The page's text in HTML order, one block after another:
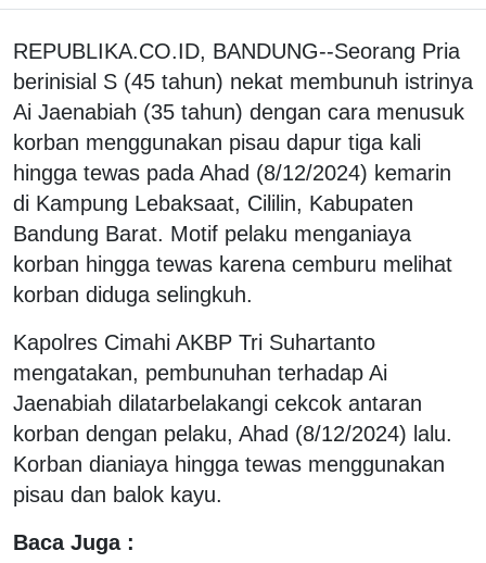
REPUBLIKA.CO.ID, BANDUNG--Seorang Pria
berinisial S (45 tahun) nekat membunuh istrinya
Ai Jaenabiah (35 tahun) dengan cara menusuk
korban menggunakan pisau dapur tiga kali
hingga tewas pada Ahad (8/12/2024) kemarin
di Kampung Lebaksaat, Cililin, Kabupaten
Bandung Barat. Motif pelaku menganiaya
korban hingga tewas karena cemburu melihat
korban diduga selingkuh.
Kapolres Cimahi AKBP Tri Suhartanto
mengatakan, pembunuhan terhadap Ai
Jaenabiah dilatarbelakangi cekcok antaran
korban dengan pelaku, Ahad (8/12/2024) lalu.
Korban dianiaya hingga tewas menggunakan
pisau dan balok kayu.
Baca Juga :